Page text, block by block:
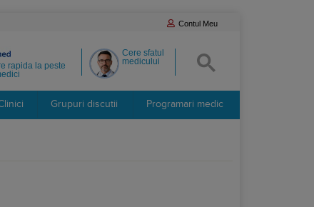
Contul Meu
Cere sfatul
medicului
rapida la peste
Grupuri discutii Programari medic